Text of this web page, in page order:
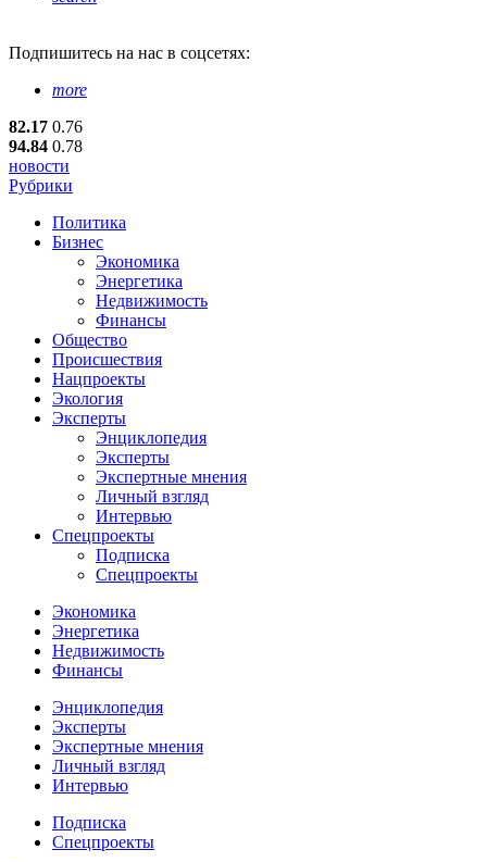
Подпишитесь на нас в соцсетях:
more
82.17 0.76
94.84 0.78
новости
Рубрики
Политика
Бизнес
Экономика
Энергетика
Недвижимость
Финансы
Общество
Происшествия
Нацпроекты
Экология
Эксперты
Энциклопедия
Эксперты
Экспертные мнения
Личный взгляд
Интервью
Спецпроекты
Подписка
Спецпроекты
Экономика
Энергетика
Недвижимость
Финансы
Энциклопедия
Эксперты
Экспертные мнения
Личный взгляд
Интервью
Подписка
Спецпроекты